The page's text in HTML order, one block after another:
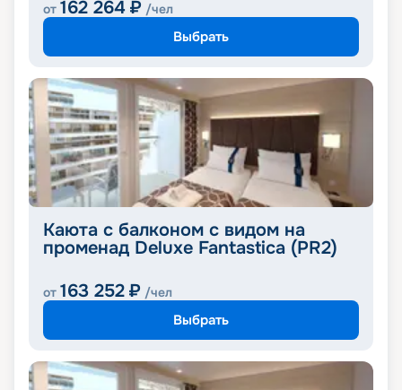
от 162 264 ₽ /чел
Выбрать
Каюта с балконом с видом на
променад Deluxe Fantastica (PR2)
от 163 252 ₽ /чел
Выбрать